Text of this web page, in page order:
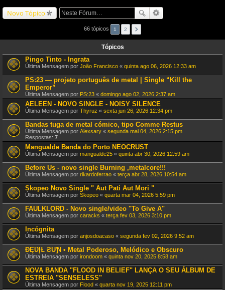
Novo Tópico
66 tópicos 1 2
Tópicos
Pingo Tinto - Ingrata
Última Mensagem por João Francisco « quinta ago 06, 2026 12:33 am
PS:23 — projeto português de metal | Single “Kill the
Emperor”
Última Mensagem por PS:23 « domingo ago 02, 2026 2:37 am
AELEEN - NOVO SINGLE - NOISY SILENCE
Última Mensagem por Thyruz « sexta jun 26, 2026 12:34 pm
Bandas tuga de metal cómico, tipo Comme Restus
Última Mensagem por Alexsary « segunda mai 04, 2026 2:15 pm
Respostas: 7
Mangualde Banda do Porto NEOCRUST
Última Mensagem por mangualde25 « quinta abr 30, 2026 12:59 am
Before Us - novo single Burning ,metalcore!!!
Última Mensagem por rikardoferrao « terça abr 28, 2026 10:54 am
Skopeo Novo Single " Aut Pati Aut Mori "
Última Mensagem por Skopeo « quarta mar 04, 2026 5:59 pm
FAULKLORD - Novo single/video "To Give A"
Última Mensagem por caracks « terça fev 03, 2026 3:10 pm
Incógnita
Última Mensagem por anjosdoacaso « segunda fev 02, 2026 9:52 am
ƉĘƲĮⱢ ƧƯƝ • Metal Poderoso, Melódico e Obscuro
Última Mensagem por irondoom « quinta nov 20, 2025 8:58 am
NOVA BANDA "FLOOD IN BELIEF" LANÇA O SEU ÁLBUM DE
ESTREIA "SENSELESS"
Última Mensagem por Flood « quarta nov 19, 2025 12:11 pm